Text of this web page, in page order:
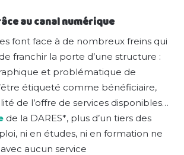
au canal numérique
font face à de nombreux freins qui
franchir la porte d’une structure :
et problématique de
étiqueté comme bénéficiaire,
de l’offre de services disponibles…
de la DARES*, plus d’un tiers des
ni en études, ni en formation ne
aucun service